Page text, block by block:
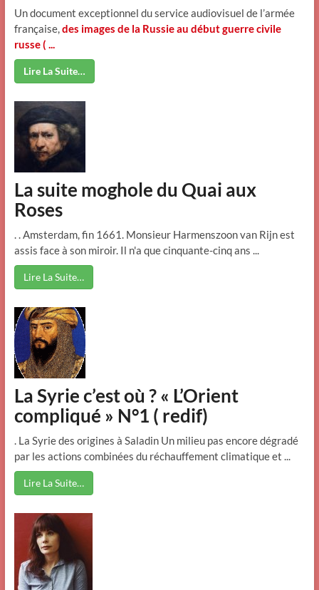
Un document exceptionnel du service audiovisuel de l’armée
française,des images de la Russie au début guerre civile
russe ( ...
Lire La Suite…
La suite moghole du Quai aux
Roses
. . Amsterdam, fin 1661. Monsieur Harmenszoon van Rijn est
assis face à son miroir. Il n'a que cinquante-cinq ans ...
Lire La Suite…
La Syrie c’est où ? « L’Orient
compliqué » N°1 ( redif)
. La Syrie des origines à Saladin Un milieu pas encore dégradé
par les actions combinées du réchauffement climatique et ...
Lire La Suite…